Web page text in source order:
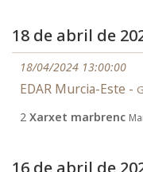
18 de abril de
18/04/2024 13:00:00
EDAR Murcia-Este -
2 Xarxet marbrenc
16 de abril de